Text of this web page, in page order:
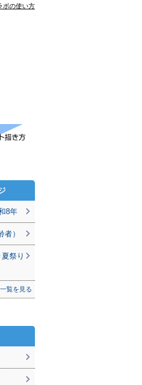
ボの使い方
8年
）
祭り
一覧を見る